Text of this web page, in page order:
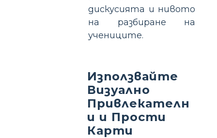
дискусията и нивото
на разбиране на
учениците.
Използвайте
Визуално
Привлекателн
и и Прости
Карти